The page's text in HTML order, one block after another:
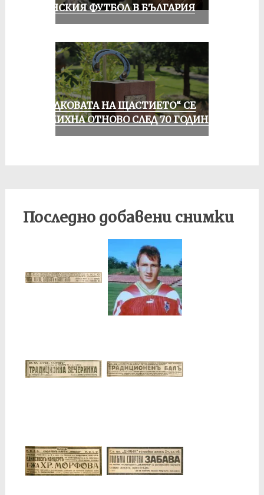
ЖЕНСКИЯ ФУТБОЛ В БЪЛГАРИЯ
„ПОДКОВАТА НА ЩАСТИЕТО“ СЕ
УСМИХНА ОТНОВО СЛЕД 70 ГОДИНИ
Последно добавени снимки